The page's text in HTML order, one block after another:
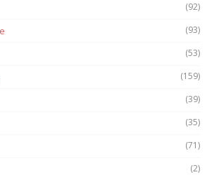
(92)
(93)
(53)
(159)
(39)
(35)
(71)
(2)